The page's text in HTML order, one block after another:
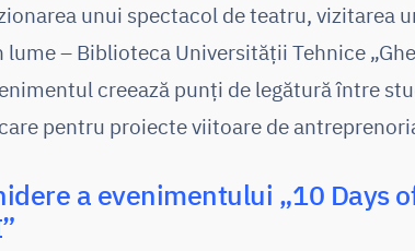
unui spectacol de teatru, vizitarea
– Biblioteca Universității Tehnice
creează punți de legătură între
pentru proiecte viitoare de
a evenimentului „10 Days